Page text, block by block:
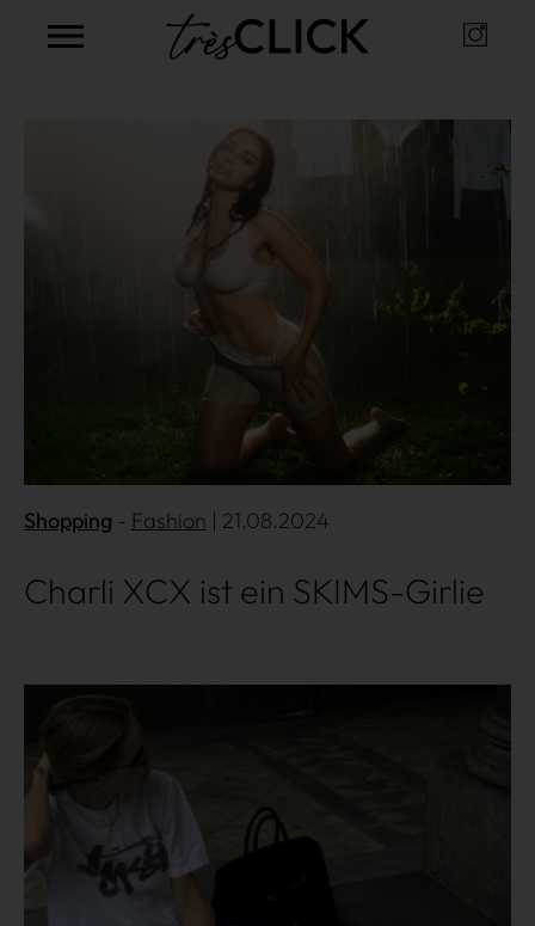
Shopping Fashion | 21.08.2024
Charli XCX ist ein SKIMS-Girlie